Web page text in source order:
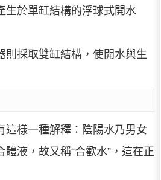
生於單缸結構的浮球式開水
則採取雙缸結構，使開水與生
這樣一種解釋：陰陽水乃男女
液，故又稱“合歡水”，這在正